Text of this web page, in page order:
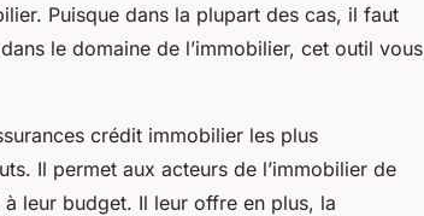
Puisque dans la plupart des cas, il faut
le domaine de l’immobilier, cet outil vous
crédit immobilier les plus
Il permet aux acteurs de l’immobilier de
leur budget. Il leur offre en plus, la